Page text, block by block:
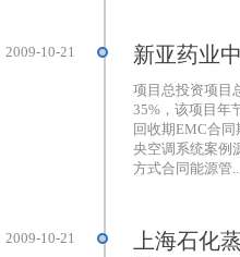
2009-10-21 新亚药业
项目总投资项目
35%，该项目年
回收期EMC合
央空调系统案例
方式合同能源管
2009-10-21
上海石化